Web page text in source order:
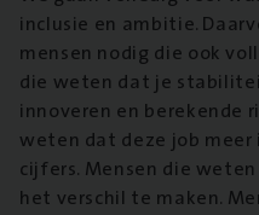
inclusie en ambitie.
mensen nodig die ook
die weten dat je
innoveren en berekende
weten dat deze job meer
cijfers. Mensen die
het verschil te maken.